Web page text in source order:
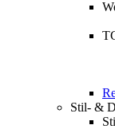
Stil- &